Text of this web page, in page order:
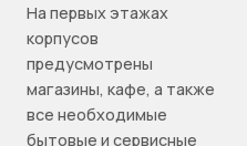
На первых этажах
корпусов
предусмотрены
магазины, кафе, а также
все необходимые
бытовые и сервисные